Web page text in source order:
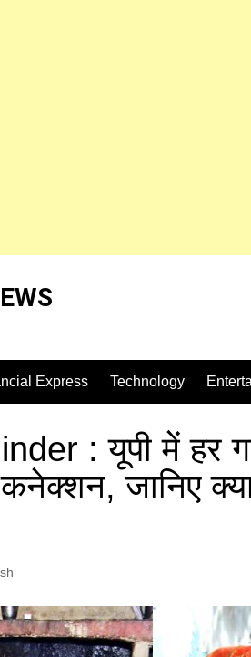
Express Technology
: यूपी में हर
जानिए